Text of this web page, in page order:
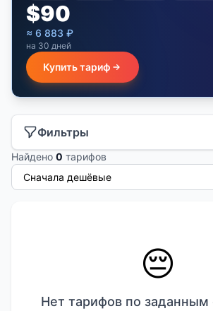
$90
≈ 6 883 ₽
на 30 дней
Купить тариф
Фильтры
Найдено 0 тарифов
😔
Нет тарифов по заданным